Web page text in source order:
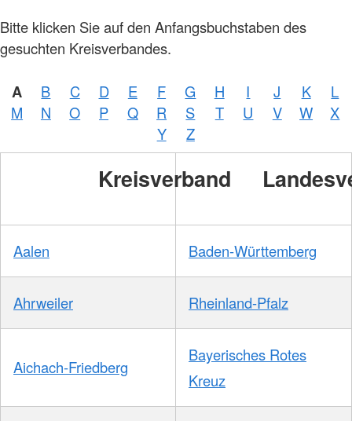
Bitte klicken Sie auf den Anfangsbuchstaben des
gesuchten Kreisverbandes.
A B C D E F G H I J K
L
M
N O P Q R S T U V W
X
Y
Z
Kreisverband
Aalen Baden-Württemberg
Ahrweiler Rheinland-Pfalz
Aichach-Friedberg
Bayerisches Rotes
Kreuz